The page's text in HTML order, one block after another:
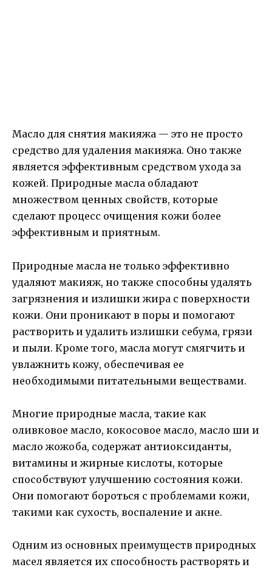
Масло для снятия макияжа — это не просто
средство для удаления макияжа. Оно также
является эффективным средством ухода за
кожей. Природные масла обладают
множеством ценных свойств, которые
сделают процесс очищения кожи более
эффективным и приятным.
Природные масла не только эффективно
удаляют макияж, но также способны удалять
загрязнения и излишки жира с поверхности
кожи. Они проникают в поры и помогают
растворить и удалить излишки себума, грязи
и пыли. Кроме того, масла могут смягчить и
увлажнить кожу, обеспечивая ее
необходимыми питательными веществами.
Многие природные масла, такие как
оливковое масло, кокосовое масло, масло ши и
масло жожоба, содержат антиоксиданты,
витамины и жирные кислоты, которые
способствуют улучшению состояния кожи.
Они помогают бороться с проблемами кожи,
такими как сухость, воспаление и акне.
Одним из основных преимуществ природных
масел является их способность растворять и